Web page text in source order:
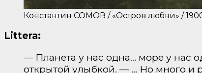
Константин СОМОВ / «Остров любви» /
Littera:
— Планета у нас одна… море у нас
открытой улыбкой. — … Но много и